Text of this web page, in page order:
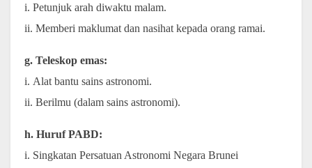
i. Petunjuk arah diwaktu malam.
ii. Memberi maklumat dan nasihat kepada orang ramai.
g. Teleskop emas:
i. Alat bantu sains astronomi.
ii. Berilmu (dalam sains astronomi).
h. Huruf PABD:
i. Singkatan Persatuan Astronomi Negara Brunei